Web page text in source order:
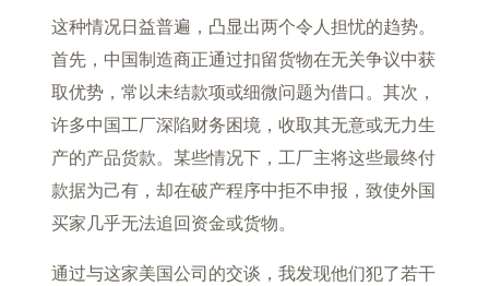
这种情况日益普遍，凸显出两个令人担忧的趋势。
首先，中国制造商正通过扣留货物在无关争议中获
取优势，常以未结款项或细微问题为借口。其次，
许多中国工厂深陷财务困境，收取其无意或无力生
产的产品货款。某些情况下，工厂主将这些最终付
款据为己有，却在破产程序中拒不申报，致使外国
买家几乎无法追回资金或货物。
通过与这家美国公司的交谈，我发现他们犯了若干